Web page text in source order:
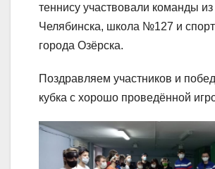
теннису участвовали команды из
Челябинска, школа №127 и
города Озёрска.
Поздравляем участников и
кубка с хорошо проведённой